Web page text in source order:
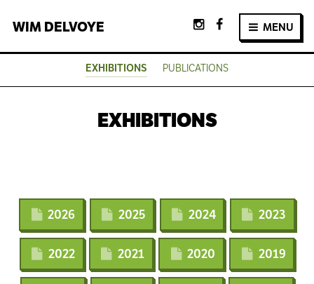
WIM DELVOYE MENU
EXHIBITIONS PUBLICATIONS
EXHIBITIONS
2026 2025 2024 2023
2022 2021 2020 2019